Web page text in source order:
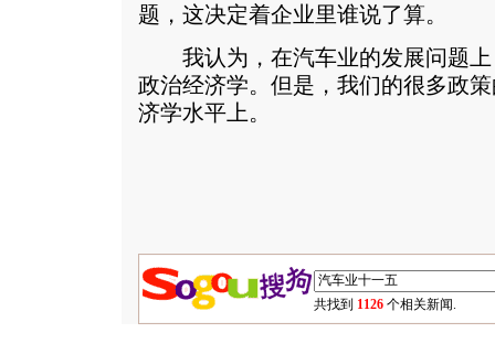
题，这决定着企业里谁说了算。
我认为，在汽车业的发展问题上
政治经济学。但是，我们的很多政
济学水平上。
共找到 1126 个相关新闻.